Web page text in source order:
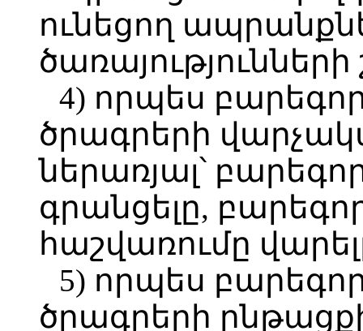
ունեցող
4) որպես
ծրագրերի
ներառյալ՝
գրանցելը,
հաշվառումը
5) որպես
ծրագրերի